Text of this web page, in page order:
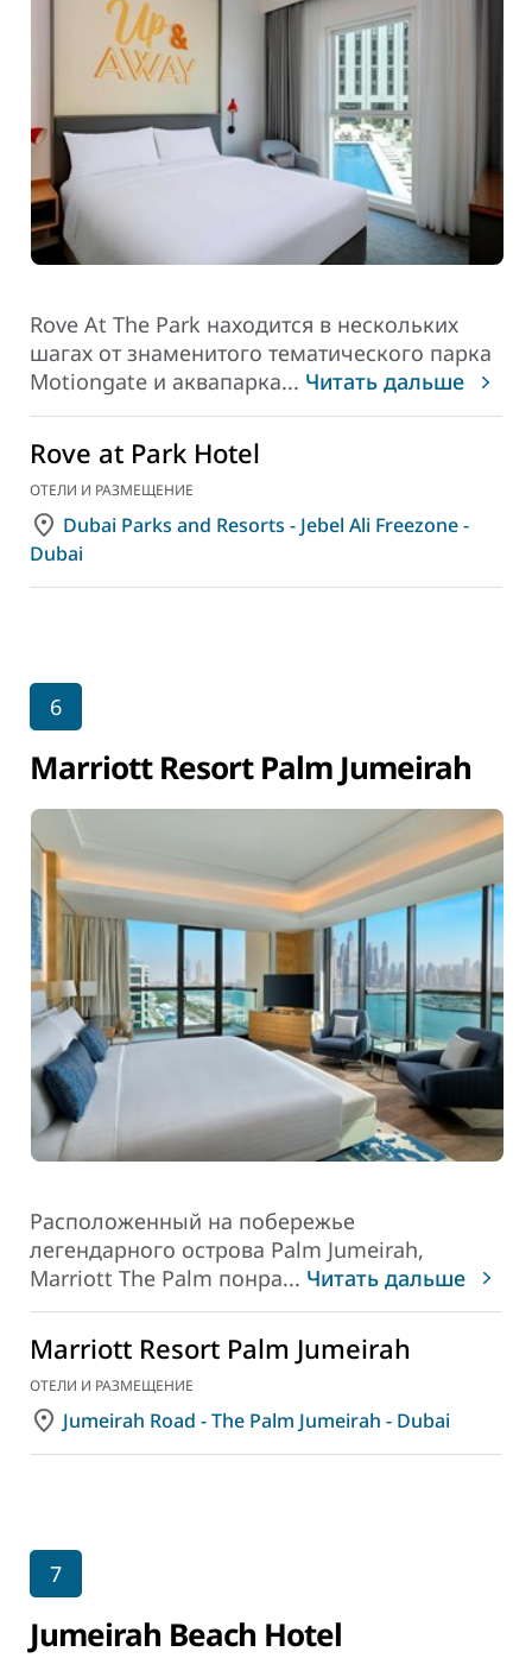
Rove At The Park находится в нескольких
шагах от знаменитого тематического парка
Motiongate и аквапарка... Читать дальше
Rove at Park Hotel
ОТЕЛИ И РАЗМЕЩЕНИЕ
Dubai Parks and Resorts - Jebel Ali Freezone -
Dubai
6
Marriott Resort Palm Jumeirah
Расположенный на побережье
легендарного острова Palm Jumeirah,
Marriott The Palm понра... Читать дальше
Marriott Resort Palm Jumeirah
ОТЕЛИ И РАЗМЕЩЕНИЕ
Jumeirah Road - The Palm Jumeirah - Dubai
7
Jumeirah Beach Hotel